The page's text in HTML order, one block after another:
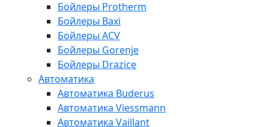
Бойлеры Protherm
Бойлеры Baxi
Бойлеры ACV
Бойлеры Gorenje
Бойлеры Drazice
Автоматика
Автоматика Buderus
Автоматика Viessmann
Автоматика Vaillant